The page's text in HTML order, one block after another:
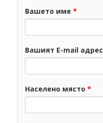
Вашето име *
Вашият E-mail адрес
Населено място *